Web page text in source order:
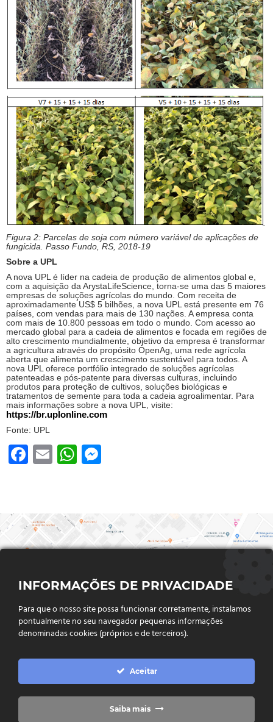
Figura 2: Parcelas de soja com número variável de aplicações de
fungicida. Passo Fundo, RS, 2018-19
Sobre a UPL
A nova UPL é líder na cadeia de produção de alimentos global e,
com a aquisição da ArystaLifeScience, torna-se uma das 5 maiores
empresas de soluções agrícolas do mundo. Com receita de
aproximadamente US$ 5 bilhões, a nova UPL está presente em 76
países, com vendas para mais de 130 nações. A empresa conta
com mais de 10.800 pessoas em todo o mundo. Com acesso ao
mercado global para a cadeia de alimentos e focada em regiões de
alto crescimento mundialmente, objetivo da empresa é transformar
a agricultura através do propósito OpenAg, uma rede agrícola
aberta que alimenta um crescimento sustentável para todos. A
nova UPL oferece portfólio integrado de soluções agrícolas
patenteadas e pós-patente para diversas culturas, incluindo
produtos para proteção de cultivos, soluções biológicas e
tratamentos de semente para toda a cadeia agroalimentar. Para
mais informações sobre a nova UPL, visite:
https://br.uplonline.com
Fonte: UPL
Facebook
EmailWhatsApp
FALE CONOSCO
Endereço:Rua Said Abdalla, Nº 310, Jardim Rio Claro. CEP
75802-035, Jataí - GO
(64) 3632 - 2070
INFORMAÇÕES DE PRIVACIDADE
Para que o nosso site possa funcionar corretamente, instalamos
pontualmente no seu navegador pequenas informações
denominadas cookies (próprios e de terceiros).
Aceitar
Saiba mais